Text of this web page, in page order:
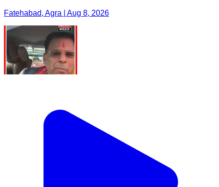
Fatehabad, Agra | Aug 8, 2026